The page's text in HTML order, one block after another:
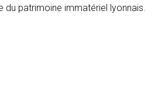
du patrimoine immatériel lyonnais.